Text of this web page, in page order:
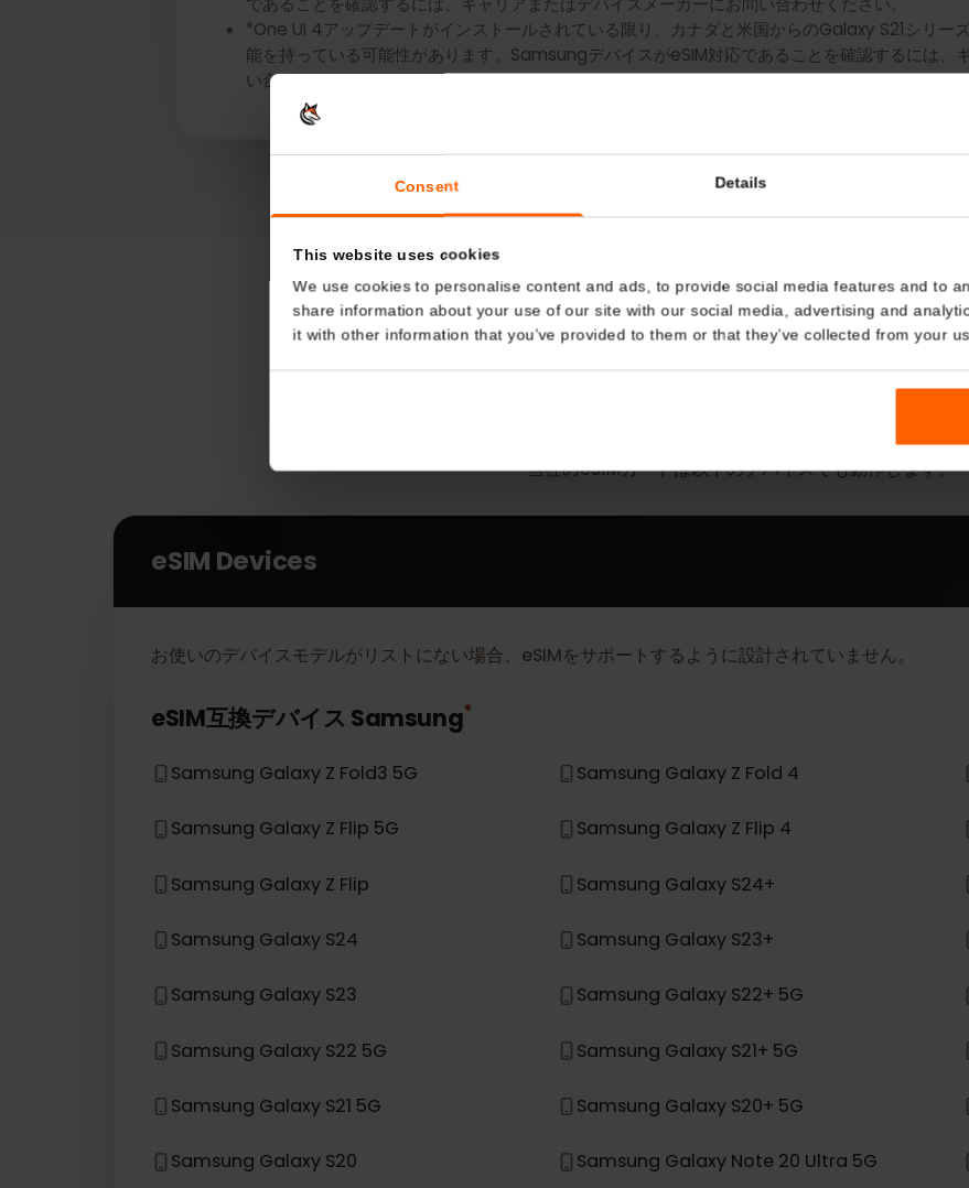
Consent Details
We use cookies to personalise content and ads, to provide social media features
share information about your use of our site with our social media, advertising and
it with other information that you’ve provided to them or that they’ve collected from
Galaxy S20、S21*、Note 20 Ultraの米国モデル。
*韓国で購入したほとんどのSamsung Galaxyデバイスは、Galaxy S24、S23、Z Fold 5
アントを除いて、eSIMをサポートしていません。
*Galaxy A54 5GのeSIM利用可能性は、国/地域およびキャリアによって異なる場合があ
であることを確認するには、キャリアまたはデバイスメーカーにお問い合わせください。
能を持っている可能性があります。SamsungデバイスがeSIM対応であることを確認する
い合わせください。
詳細
eSIM
当社のeSIMカードは以下のデバイスでも動作し
eSIM Devices
eSIM互換デバイス
Samsung Galaxy Z Fold3 5G Samsung Galaxy Z Fold 4
Samsung Galaxy Z Flip 5G Samsung Galaxy Z Flip 4
Samsung Galaxy Z Flip Samsung Galaxy S24+
Samsung Galaxy S24 Samsung Galaxy S23+
Samsung Galaxy S23 Samsung Galaxy S22+ 5G